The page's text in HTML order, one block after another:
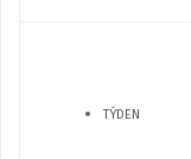
TÝDEN